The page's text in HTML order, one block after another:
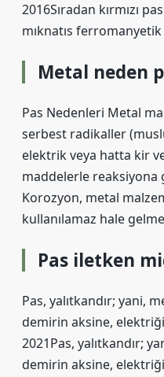
2016Sıradan kırmızı
mıknatıs ferromanyetik
Metal neden
Pas Nedenleri Metal
serbest radikaller
elektrik veya hatta kir
maddelerle reaksiyona
Korozyon, metal
kullanılamaz hale
Pas iletken
Pas, yalıtkandır; yani,
demirin aksine,
2021Pas, yalıtkandır;
demirin aksine,